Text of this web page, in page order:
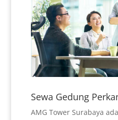
Sewa Gedung
AMG Tower Surabaya